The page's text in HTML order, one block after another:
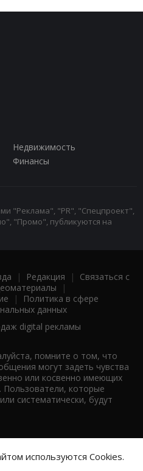
Недвижимость
Финансы
"Реклама", "PR", "Спецпроект",
"Промо", публикуются на
| Редакция | Связаться с
|
|
Политика в сфере
данных
digital рекламы
помните о том, что
могут задеть чувства
или косвенно имеющих
Пользователи, которые
систематически, будут
используются Cookies.